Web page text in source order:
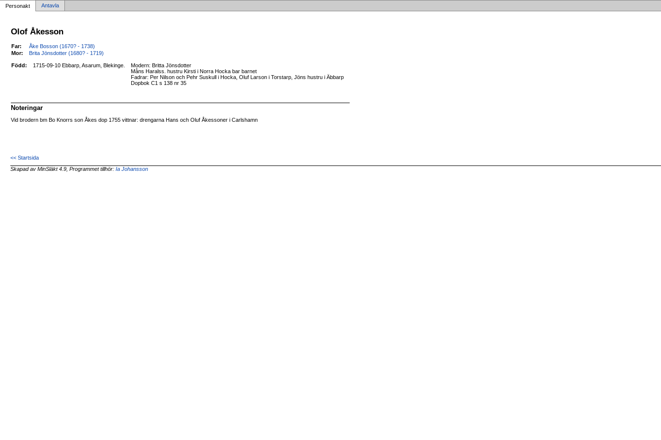
Personakt Antavla
Olof Åkesson
Far:
Åke Bosson (1670? - 1738)
Mor:
Brita Jönsdotter (1680? - 1719)
Född: 1715-09-10 Ebbarp, Asarum, Blekinge.
Modern: Britta Jönsdotter
Måns Haralss. hustru Kirsti i Norra Hocka bar barnet
Fadrar: Per Nilson och Pehr Suskull i Hocka, Oluf Larson i Torstarp, Jöns hustru i Äbbarp
Dopbok C1 s 138 nr 35
Noteringar
Vid brodern bm Bo Knorrs son Åkes dop 1755 vittnar: drengarna Hans och Oluf Åkessoner i Carlshamn
<< Startsida
Skapad av MinSläkt 4.9, Programmet tillhör:Ia Johansson